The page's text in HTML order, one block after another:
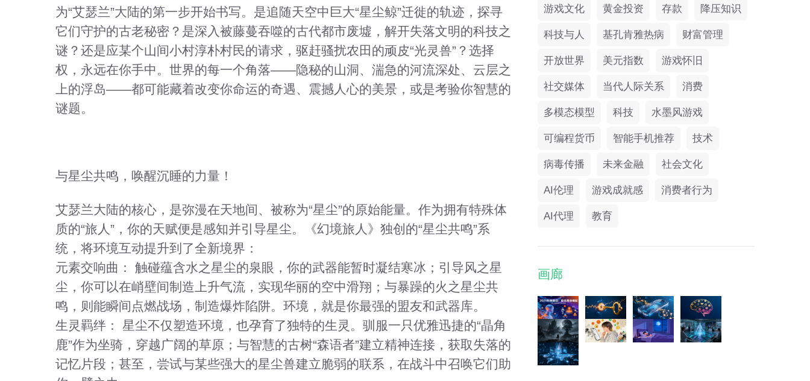
为“艾瑟兰”大陆的第一步开始书写。是追随天空中巨大“星尘鲸”迁徙的轨迹，探寻
它们守护的古老秘密？是深入被藤蔓吞噬的古代都市废墟，解开失落文明的科技之
谜？还是应某个山间小村淳朴村民的请求，驱赶骚扰农田的顽皮“光灵兽”？选择
权，永远在你手中。世界的每一个角落——隐秘的山洞、湍急的河流深处、云层之
上的浮岛——都可能藏着改变你命运的奇遇、震撼人心的美景，或是考验你智慧的
谜题。
与星尘共鸣，唤醒沉睡的力量！
艾瑟兰大陆的核心，是弥漫在天地间、被称为“星尘”的原始能量。作为拥有特殊体
质的“旅人”，你的天赋便是感知并引导星尘。《幻境旅人》独创的“星尘共鸣”系
统，将环境互动提升到了全新境界：
元素交响曲：
触碰蕴含水之星尘的泉眼，你的武器能暂时凝结寒冰；引导风之星
尘，你可以在峭壁间制造上升气流，实现华丽的空中滑翔；与暴躁的火之星尘共
鸣，则能瞬间点燃战场，制造爆炸陷阱。环境，就是你最强的盟友和武器库。
生灵羁绊：
星尘不仅塑造环境，也孕育了独特的生灵。驯服一只优雅迅捷的“晶角
鹿”作为坐骑，穿越广阔的草原；与智慧的古树“森语者”建立精神连接，获取失落的
记忆片段；甚至，尝试与某些强大的星尘兽建立脆弱的联系，在战斗中召唤它们助
游戏文化 黄金投资 存款 降压知识
科技与人 基孔肯雅热病 财富管理
开放世界 美元指数 游戏怀旧
社交媒体 当代人际关系 消费
多模态模型 科技 水墨风游戏
可编程货币 智能手机推荐 技术
病毒传播 未来金融 社会文化
AI伦理 游戏成就感 消费者行为
AI代理 教育
画廊